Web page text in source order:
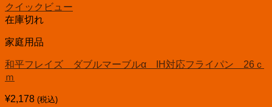
クイックビュー
在庫切れ
家庭用品
和平フレイズ ダブルマーブルα IH対応フライパン 26ｃ
ｍ
¥2,178 (税込)